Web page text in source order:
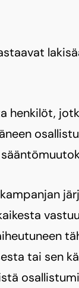
henkilöt,
tai sen